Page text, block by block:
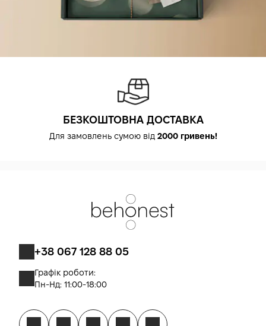
БЕЗКОШТОВНА ДОСТАВКА
Для замовлень сумою від 2000 гривень!
+38 067 128 88 05
Графік роботи:
Пн-Нд: 11:00-18:00